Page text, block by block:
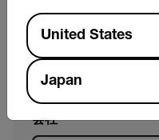
電子メール*
会社*
Available Locations
United States
Japan